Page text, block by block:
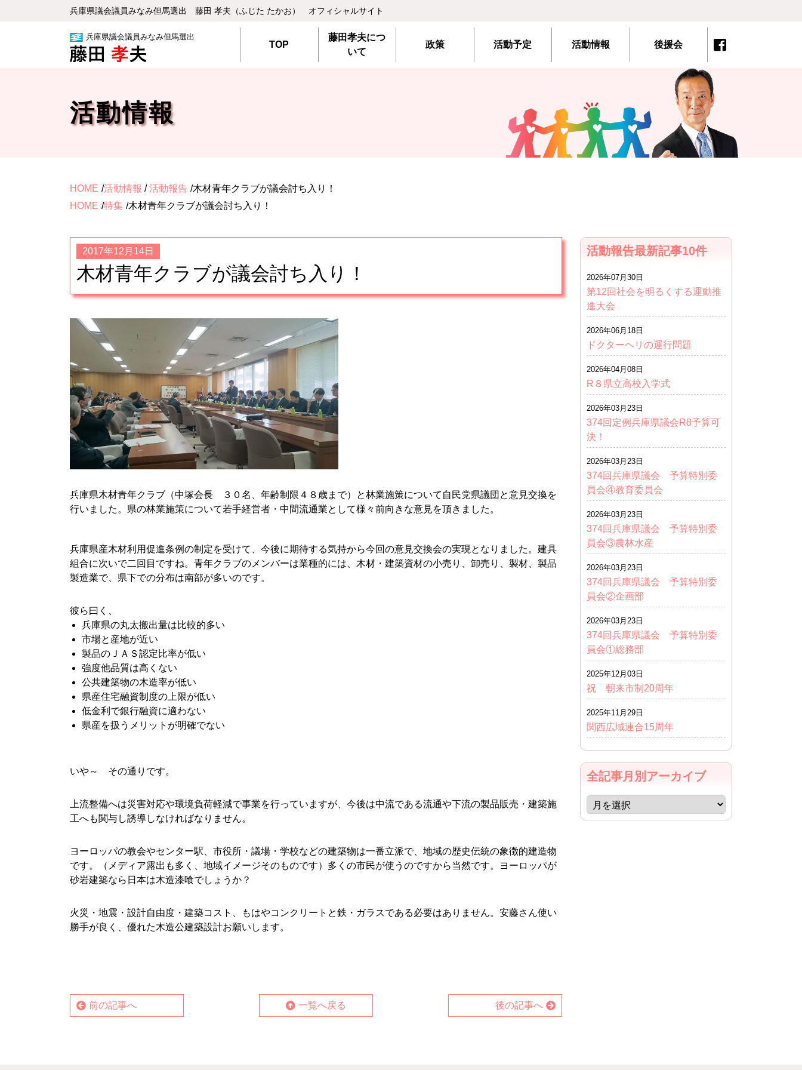
兵庫県議会議員みなみ但⾺選出 藤⽥ 孝夫（ふじた たかお） オフィシャルサイト
兵庫県議会議員みなみ但馬選出
TOP
藤田孝夫につ
いて
政策 活動予定 活動情報 後援会
活動情報
HOME 活動情報 /活動報告 木材青年クラブが議会討ち入り！
HOME 特集 木材青年クラブが議会討ち入り！
2017年12月14日
木材青年クラブが議会討ち入り！
兵庫県木材青年クラブ（中塚会長 ３０名、年齢制限４８歳まで）と林業施策について自民党県議団と意見交換を
行いました。県の林業施策について若手経営者 ・中間流通業として様々前向きな意見を頂きました。
兵庫県産木材利用促進条例の制定を受けて、今後に期待する気持から今回の意見交換会の実現となりました。建具
組合に次いで二回目ですね。青年クラブのメンバーは業種的には、木材・建築資材の小売り、卸売り、製材、製品
製造業で、県下での分布は南部が多いのです。
彼ら曰く、
兵庫県の丸太搬出量は比較的多い
市場と産地が近い
製品のＪＡＳ認定比率が低い
強度他品質は高くない
公共建築物の木造率が低い
県産住宅融資制度の上限が低い
低金利で銀行融資に適わない
県産を扱うメリットが明確でない
いや～ その通りです。
上流整備へは災害対応や環境負荷軽減で事業を行っていますが、今後は中流である流通や下流の製品販売・建築施
工へも関与し誘導しなければなりません。
ヨーロッパの教会やセンター駅、市役所・議場・学校などの建築物は一番立派で、地域の歴史伝統の象徴的建造物
です。（メディア露出も多く、地域イメージそのものです）多くの市民が使うのですから当然です。ヨーロッパが
砂岩建築なら日本は木造漆喰でしょうか？
火災・地震・設計自由度・建築コスト、もはやコンクリートと鉄・ガラスである必要はありません。安藤さん使い
勝手が良く、優れた木造公建築設計お願いします。
前の記事へ 後の記事へ
一覧へ戻る
活動報告最新記事10件
2026年07月30日
第12回社会を明るくする運動推
進大会
2026年06月18日
ドクターヘリの運行問題
2026年04月08日
R８県立高校入学式
2026年03月23日
374回定例兵庫県議会R8予算可
決！
2026年03月23日
374回兵庫県議会 予算特別委
員会④教育委員会
2026年03月23日
374回兵庫県議会 予算特別委
員会③農林水産
2026年03月23日
374回兵庫県議会 予算特別委
員会②企画部
2026年03月23日
374回兵庫県議会 予算特別委
員会①総務部
2025年12月03日
祝 朝来市制20周年
2025年11月29日
関西広域連合15周年
全記事月別アーカイブ